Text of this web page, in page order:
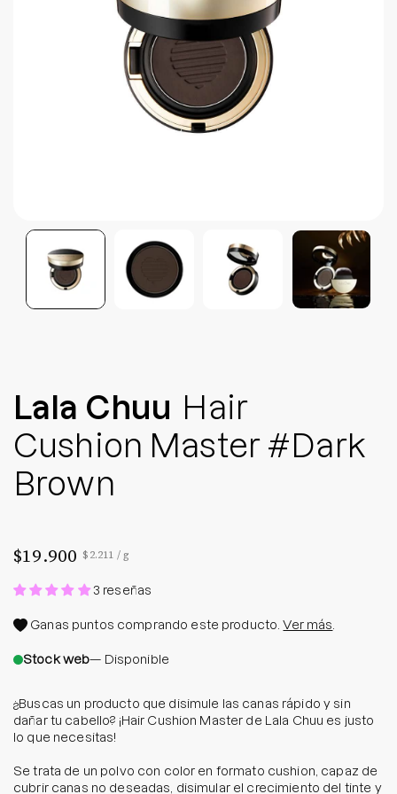
Protector Solar en Barra No.1
Parche para granitos
Rastrear mi Pedido
Parches para granitos internos
Parches para manchitas pos acné
Lala Chuu Hair
Cushion Master #Dark
Brown
$19.900 Precio por unidad
$2.211 /por
g
3 reseñas
Ganas puntos comprando este producto.Ver más
Stock web— Disponible
¿Buscas un producto que disimule las canas rápido y sin
dañar tu cabello? ¡Hair Cushion Master de Lala Chuu es justo
lo que necesitas!
Se trata de un polvo con color en formato cushion, capaz de
cubrir canas no deseadas, disimular el crecimiento del tinte y